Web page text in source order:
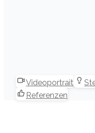
Videoportrait
Referenzen